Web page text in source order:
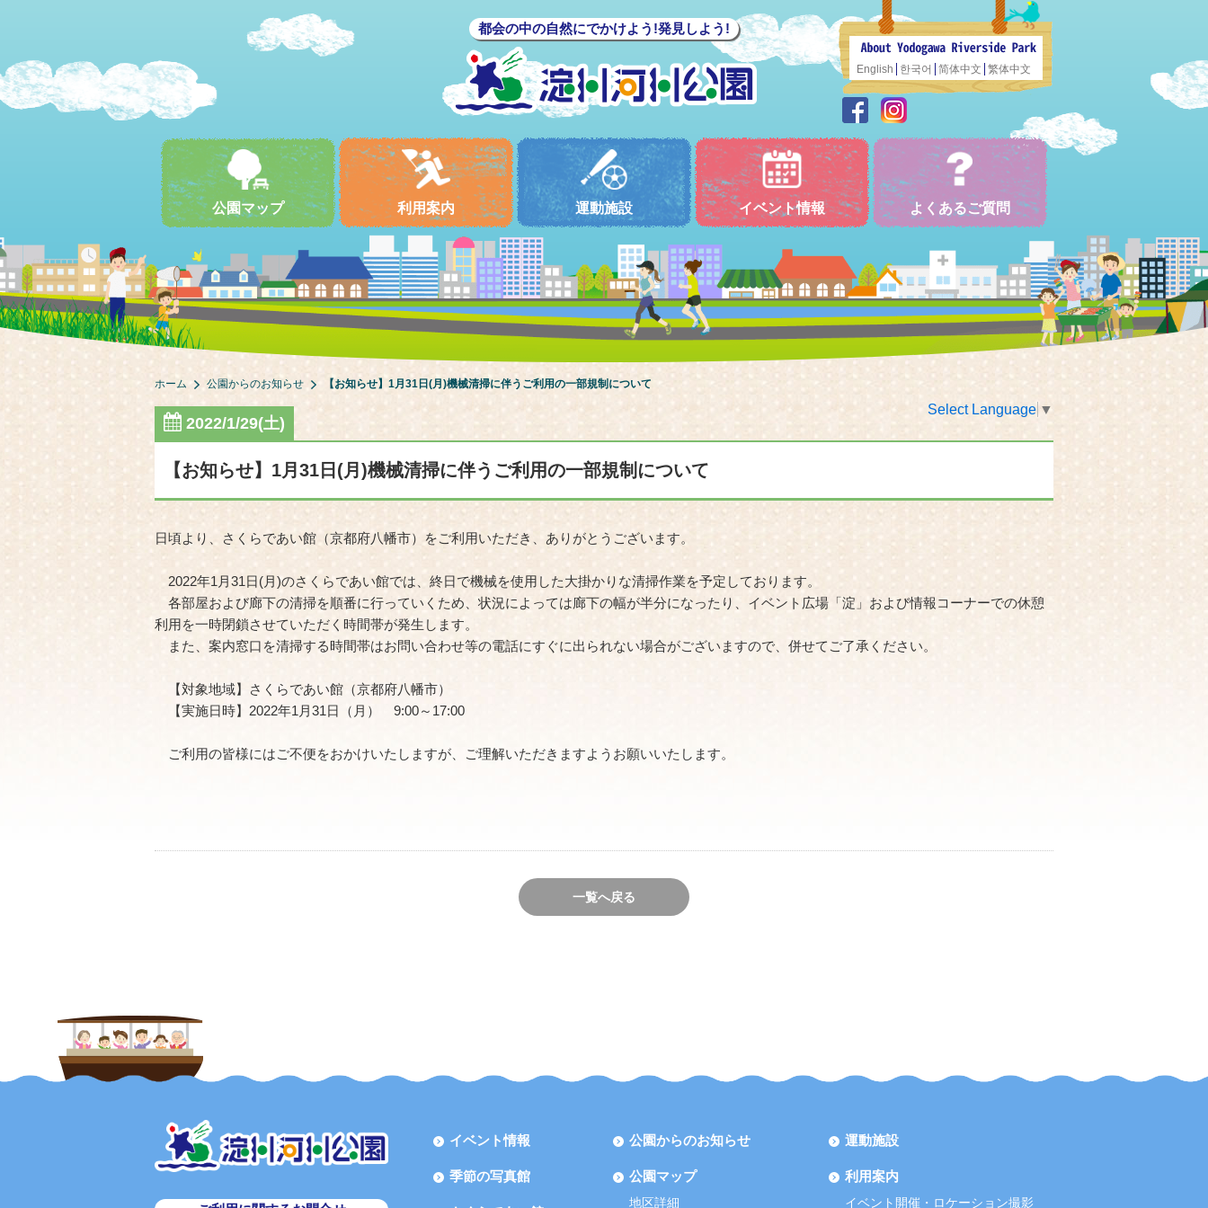
都会の中の自然にでかけよう!発見しよう!
English 한국어 简体中文 繁体中文
公園マップ 利用案内 運動施設 イベント情報 よくあるご質問
ホーム 公園からのお知らせ 【お知らせ】1月31日(月)機械清掃に伴うご利用の一部規制について
Select Language ▼
2022/1/29(土)
【お知らせ】1月31日(月)機械清掃に伴うご利用の一部規制について
日頃より、さくらであい館（京都府八幡市）をご利用いただき、ありがとうございます。
2022年1月31日(月)のさくらであい館では、終日で機械を使用した大掛かりな清掃作業を予定しております。
各部屋および廊下の清掃を順番に行っていくため、状況によっては廊下の幅が半分になったり、イベント広場「淀」および情報コーナーでの休憩
利用を一時閉鎖させていただく時間帯が発生します。
また、案内窓口を清掃する時間帯はお問い合わせ等の電話にすぐに出られない場合がございますので、併せてご了承ください。
【対象地域】さくらであい館（京都府八幡市）
【実施日時】2022年1月31日（月） 9:00～17:00
ご利用の皆様にはご不便をおかけいたしますが、ご理解いただきますようお願いいたします。
一覧へ戻る
イベント情報
季節の写真館
公園からのお知らせ
公園マップ
地区詳細
運動施設
利用案内
イベント開催・ロケーション撮影